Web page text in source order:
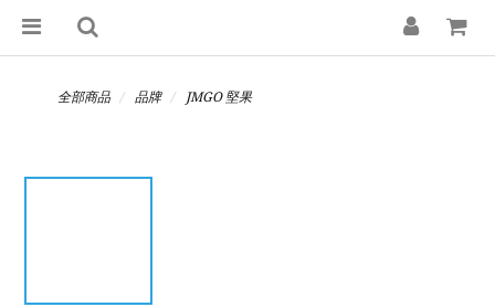
全部商品 品牌 JMGO 堅果